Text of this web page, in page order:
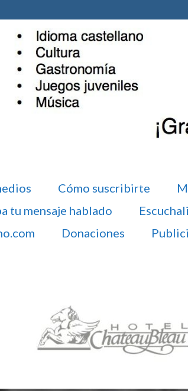
Cómo suscribirte
tu mensaje hablado
Donaciones